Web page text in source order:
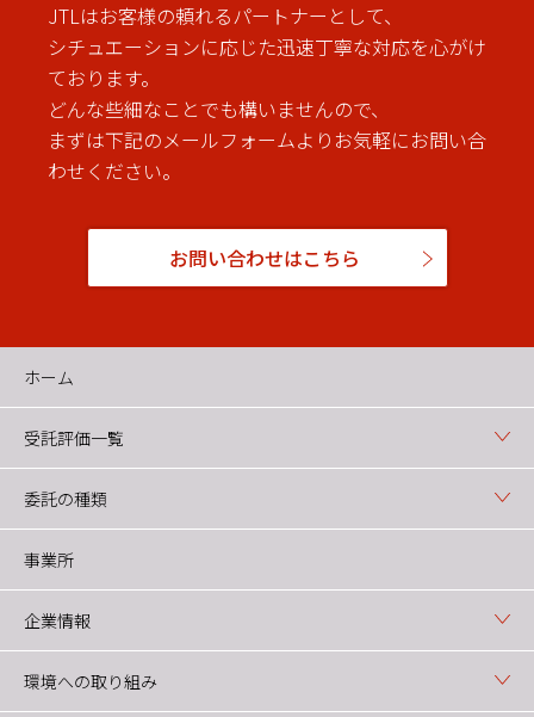
JTLはお客様の頼れるパートナーとして、
シチュエーションに応じた迅速丁寧な対応を心がけ
ております。
どんな些細なことでも構いませんので、
まずは下記のメールフォームよりお気軽にお問い合
わせください。
お問い合わせはこちら
ホーム
受託評価一覧
委託の種類
事業所
企業情報
環境への取り組み